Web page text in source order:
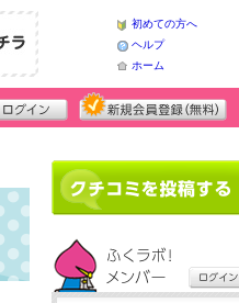
初めての方へ
ヘルプ
ホーム